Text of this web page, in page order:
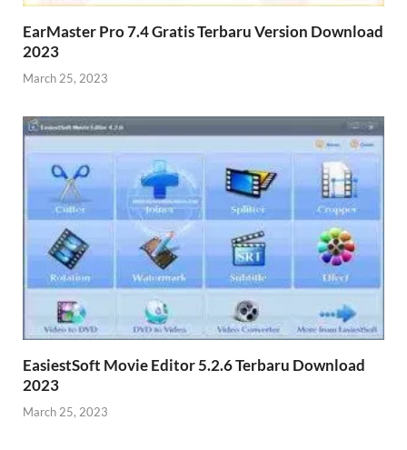
EarMaster Pro 7.4 Gratis Terbaru Version Download
2023
March 25, 2023
EasiestSoft Movie Editor 5.2.6 Terbaru Download
2023
March 25, 2023